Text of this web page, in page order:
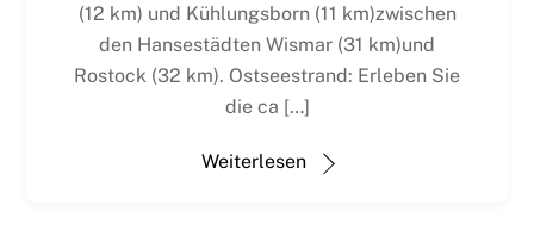
(12 km) und Kühlungsborn (11 km)zwischen
den Hansestädten Wismar (31 km)und
Rostock (32 km). Ostseestrand: Erleben Sie
die ca […]
Weiterlesen